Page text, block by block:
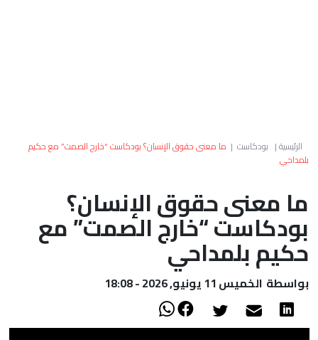
العالم
الصحراء
الرئيسية| بودكاست | ما معنى حقوق الإنسان؟ بودكاست “خارج الصمت” مع حكيم
بلمداحي
ما معنى حقوق الإنسان؟
بودكاست “خارج الصمت” مع
حكيم بلمداحي
بواسطة الخميس 11 يونيو, 2026 - 18:08